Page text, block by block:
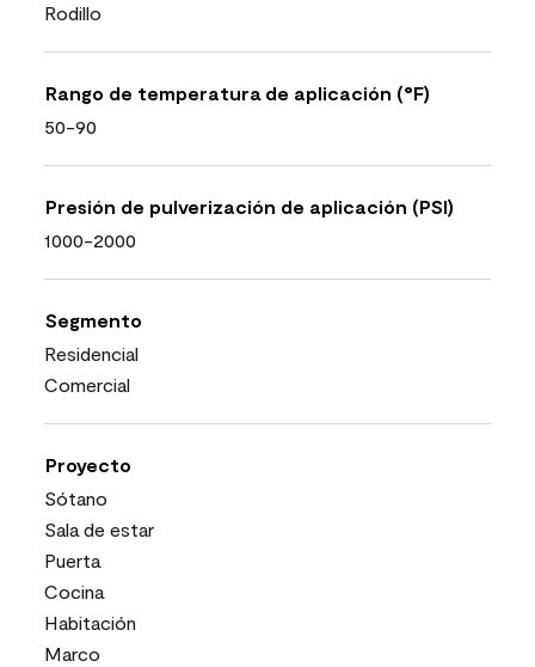
Rodillo
Rango de temperatura de aplicación (°F)
50-90
Presión de pulverización de aplicación (PSI)
1000-2000
Segmento
Residencial
Comercial
Proyecto
Sótano
Sala de estar
Puerta
Cocina
Habitación
Marco